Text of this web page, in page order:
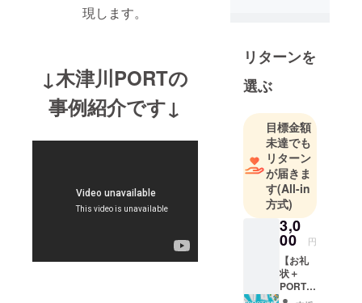
現します。
↓木津川PORTの
事例紹介です↓
トの企画＆
開催などな
ど情報発信
していきま
目標は2031
年までに100
PORT！
両国
PORT(東京
都墨田区両
木津川
PORT(京都
リターンを
選ぶ
目標金額
未達でも
リターン
が届きま
す(All-in
方式)
3,0
00 円
【お礼
状＋
PORT構
想ロゴ